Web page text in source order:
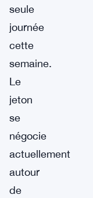
seule
journée
cette
semaine.
Le
jeton
se
négocie
actuellement
autour
de